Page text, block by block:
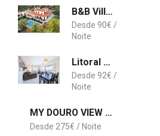
B&B Villa Paraiso - Naturism Optional Adults Only
90€
Litoral Mar Terrace
92€
MY DOURO VIEW Stunning Apartment River Front
275€